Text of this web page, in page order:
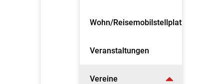
Wohn/Reisemobilstellplatz
Veranstaltungen
Vereine